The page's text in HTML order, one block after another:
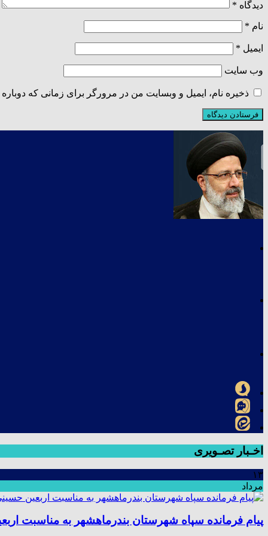
دیدگاه *
نام *
ایمیل *
وب‌ سایت
ذخیره نام، ایمیل و وبسایت من در مرورگر برای زمانی که
اخـبار تصـویری
۱۳
مرداد
پیام فرمانده سپاه شهرستان بندرماهشهر به مناسبت